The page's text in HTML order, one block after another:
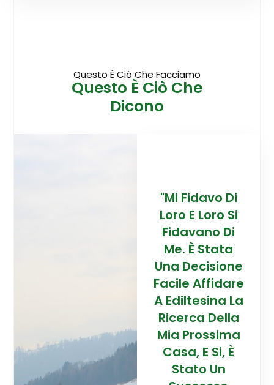
Questo È Ciò Che Facciamo
Questo È Ciò Che
Dicono
Si, È
Grazie Al
Team Di
Talento Dell'
"Mi Fidavo Di
Loro E Loro Si
Fidavano Di
Me. È Stata
Una Decisione
Facile Affidare
A Ediltesina La
Ricerca Della
Mia Prossima
Casa, E Si, È
Stato Un